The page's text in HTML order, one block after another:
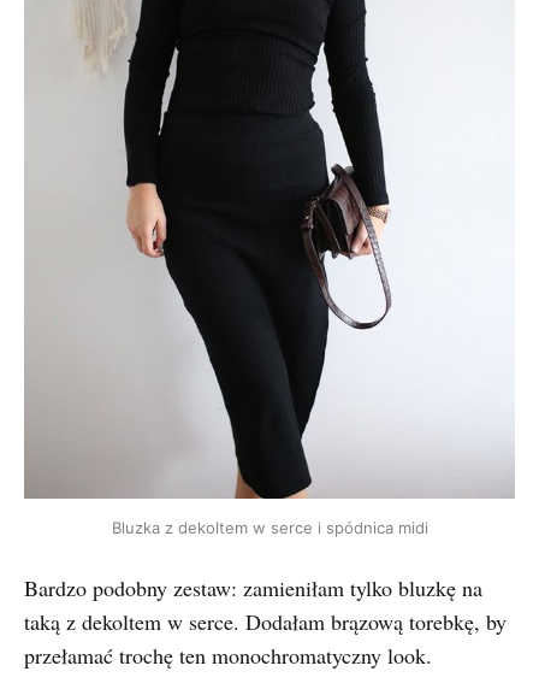
Bluzka z dekoltem w serce i spódnica midi
Bardzo podobny zestaw: zamieniłam tylko bluzkę na
taką z dekoltem w serce. Dodałam brązową torebkę, by
przełamać trochę ten monochromatyczny look.